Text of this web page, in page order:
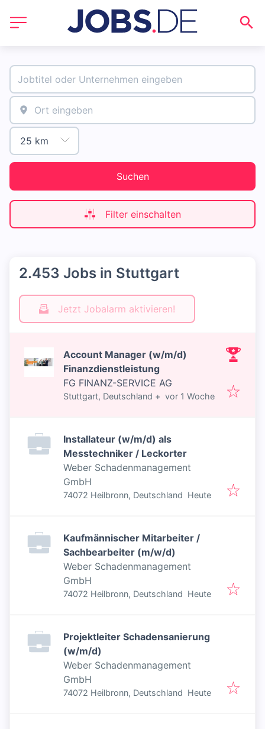
Suchen
Filter einschalten
2.453 Jobs in Stuttgart
Jetzt Jobalarm aktivieren!
Account Manager (w/m/d)
Finanzdienstleistung
FG FINANZ-SERVICE AG
Stuttgart, Deutschland + Veröffentlicht
vor 1 Woche
Installateur (w/m/d) als
Messtechniker / Leckorter
Weber Schadenmanagement
GmbH
74072 Heilbronn, Deutschland Veröffentlicht
Heute
Kaufmännischer Mitarbeiter /
Sachbearbeiter (m/w/d)
Weber Schadenmanagement
GmbH
74072 Heilbronn, Deutschland Veröffentlicht
Heute
Projektleiter Schadensanierung
(w/m/d)
Weber Schadenmanagement
GmbH
74072 Heilbronn, Deutschland Veröffentlicht
Heute